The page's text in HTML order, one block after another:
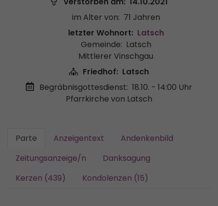
im Alter von: 71 Jahren
letzter Wohnort: Latsch
Gemeinde: Latsch
Mittlerer Vinschgau
Friedhof: Latsch
Begräbnisgottesdienst: 18.10. - 14:00 Uhr
Pfarrkirche von Latsch
Parte Anzeigentext
Andenkenbild
Zeitungsanzeige/n
Danksagung
Kerzen (439)
Kondolenzen (15)